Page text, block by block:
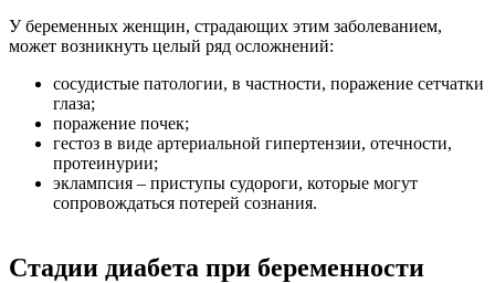
У беременных женщин, страдающих этим заболеванием,
может возникнуть целый ряд осложнений:
сосудистые патологии, в частности, поражение сетчатки
глаза;
поражение почек;
гестоз в виде артериальной гипертензии, отечности,
протеинурии;
эклампсия – приступы судороги, которые могут
сопровождаться потерей сознания.
Стадии диабета при беременности